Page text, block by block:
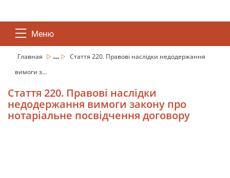
Меню
Главная ...
Стаття 220. Правові наслідки недодержання
вимоги з...
Стаття 220. Правові наслідки
недодержання вимоги закону про
нотаріальне посвідчення договору